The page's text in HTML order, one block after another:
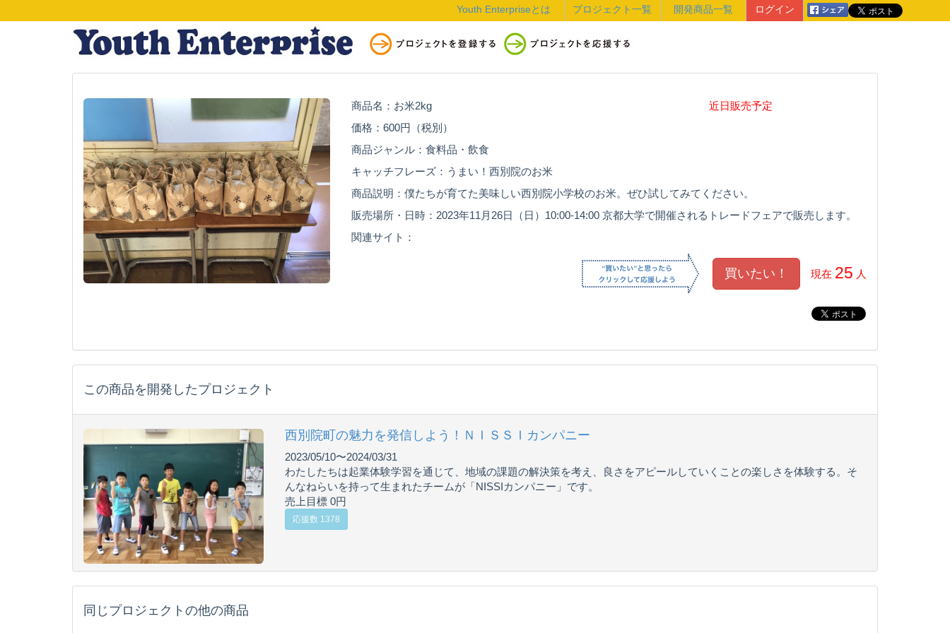
ログイン
開発商品一覧
プロジェクト一覧
Youth Enterpriseとは
商品名：お米2kg
近日販売予定
価格：600円（税別）
商品ジャンル：食料品・飲食
キャッチフレーズ：うまい！西別院のお米
商品説明：僕たちが育てた美味しい西別院小学校のお米。ぜひ試してみてください。
販売場所・日時：2023年11月26日（日）10:00-14:00 京都大学で開催されるトレードフェアで販売します。
関連サイト：
現在 25 人
この商品を開発したプロジェクト
西別院町の魅力を発信しよう！ＮＩＳＳＩカンパニー
2023/05/10〜2024/03/31
わたしたちは起業体験学習を通じて、地域の課題の解決策を考え、良さをアピールしていくことの楽しさを体験する。そ
んなねらいを持って生まれたチームが「NISSIカンパニー」です。
売上目標 0円
応援数 1378
同じプロジェクトの他の商品